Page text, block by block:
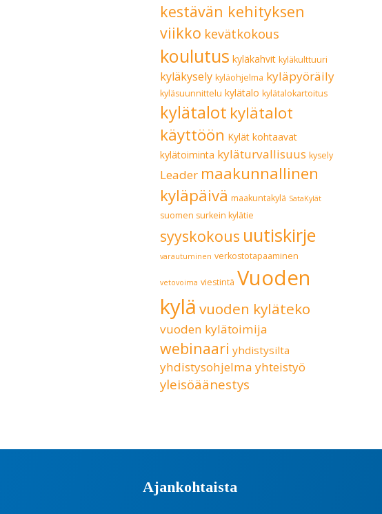
kestävän kehityksen
viikko kevätkokous
koulutus kyläkahvit kyläkulttuuri
kyläkysely kyläohjelma kyläpyöräily
kyläsuunnittelu kylätalo kylätalokartoitus
kylätalot kylätalot
käyttöön Kylät kohtaavat
kylätoiminta kyläturvallisuus kysely
Leader maakunnallinen
kyläpäivä maakuntakylä SataKylät
suomen surkein kylätie
syyskokous uutiskirje
varautuminen verkostotapaaminen
vetovoima viestintä Vuoden
kylä vuoden kyläteko
vuoden kylätoimija
webinaari yhdistysilta
yhdistysohjelma yhteistyö
yleisöäänestys
Ajankohtaista